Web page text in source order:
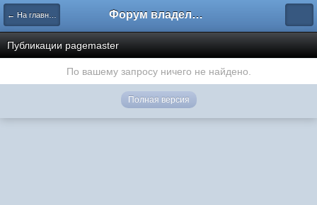
← На главную Форум владельцев интернет-магазинов
Публикации pagemaster
По вашему запросу ничего не найдено.
Полная версия